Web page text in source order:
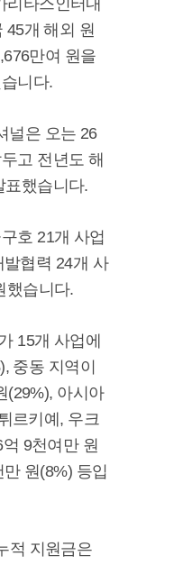
리타스인터내
45개 해외 원
만여 원을
니다.
널은 오는 26
고 전년도 해
표했습니다.
호 21개 사업
발협력 24개 사
했습니다.
15개 사업에
중동 지역이
(29%), 아시아
르키예, 우크
9천여만 원
원(8%) 등입
적 지원금은